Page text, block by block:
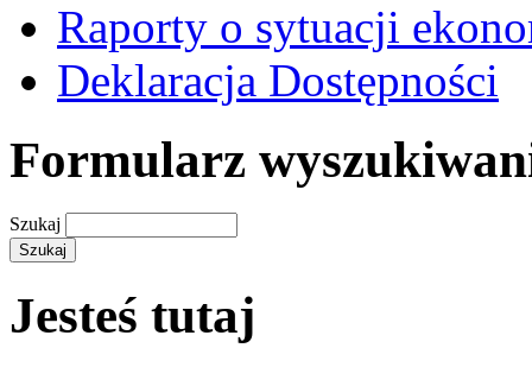
Raporty o sytuacji
Deklaracja Dostępności
Formularz
Szukaj
Jesteś tutaj